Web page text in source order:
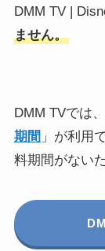
DMM TV |
ません。
DMM TVでは
期間 」が利用
料期間がない